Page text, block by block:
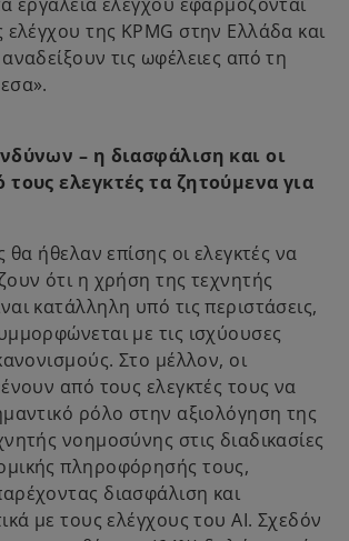
ελέγχου της KPMG στην Ελλάδα και
τις ωφέλειες από τη
– η διασφάλιση και οι
τους ελεγκτές τα ζητούμενα για
θα ήθελαν επίσης οι ελεγκτές να
ότι η χρήση της τεχνητής
κατάλληλη υπό τις περιστάσεις,
με τις ισχύουσες
Στο μέλλον, οι
από τους ελεγκτές τους να
ρόλο στην αξιολόγηση της
νοημοσύνης στις διαδικασίες
πληροφόρησής τους,
διασφάλιση και
με τους ελέγχους του ΑΙ. Σχεδόν